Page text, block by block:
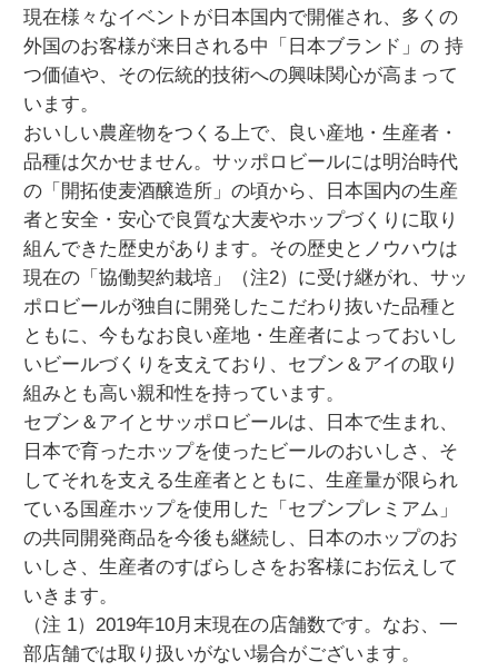
現在様々なイベントが日本国内で開催され、多くの
外国のお客様が来日される中「日本ブランド」の 持
つ価値や、その伝統的技術への興味関心が高まって
います。
おいしい農産物をつくる上で、良い産地・生産者・
品種は欠かせません。サッポロビールには明治時代
の「開拓使麦酒醸造所」の頃から、日本国内の生産
者と安全・安心で良質な大麦やホップづくりに取り
組んできた歴史があります。その歴史とノウハウは
現在の「協働契約栽培」（注2）に受け継がれ、サッ
ポロビールが独自に開発したこだわり抜いた品種と
ともに、今もなお良い産地・生産者によっておいし
いビールづくりを支えており、セブン＆アイの取り
組みとも高い親和性を持っています。
セブン＆アイとサッポロビールは、日本で生まれ、
日本で育ったホップを使ったビールのおいしさ、そ
してそれを支える生産者とともに、生産量が限られ
ている国産ホップを使用した「セブンプレミアム」
の共同開発商品を今後も継続し、日本のホップのお
いしさ、生産者のすばらしさをお客様にお伝えして
いきます。
（注 1）2019年10月末現在の店舗数です。なお、一
部店舗では取り扱いがない場合がございます。